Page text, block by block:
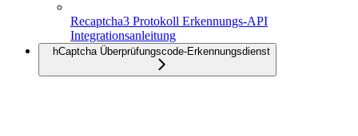
Recaptcha3 Protokoll Erkennungs-API
Integrationsanleitung
hCaptcha Überprüfungscode-Erkennungsdienst